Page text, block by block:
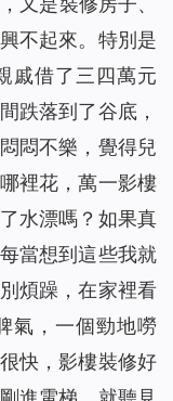
不起來。特別是
戚借了三四萬元
跌落到了谷底，
悶不樂，覺得兒
裡花，萬一影樓
水漂嗎？如果真
當想到這些我就
煩躁，在家裡看
氣，一個勁地嘮
快，影樓裝修好